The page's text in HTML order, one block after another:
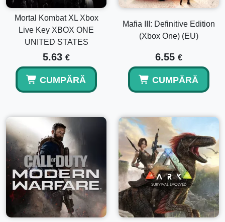
Mortal Kombat XL Xbox
Live Key XBOX ONE
UNITED STATES
5.63 €
CUMPĂRĂ
Mafia III: Definitive Edition
(Xbox One) (EU)
6.55 €
CUMPĂRĂ